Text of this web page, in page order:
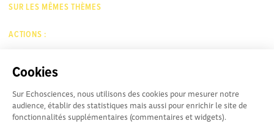
Cookies
Sur Echosciences, nous utilisons des cookies pour mesurer notre
audience, établir des statistiques mais aussi pour enrichir le site de
fonctionnalités supplémentaires (commentaires et widgets).
SUR LES MÊMES THÈMES
ACTIONS :
SIGNALER